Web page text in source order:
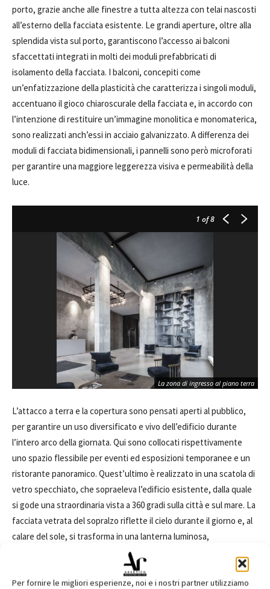
Per fornire le migliori esperienze, noi e i nostri partner utilizziamo
porto, grazie anche alle finestre a tutta altezza con telai nascosti
all’esterno della facciata esistente. Le grandi aperture, oltre alla
splendida vista sul porto, garantiscono l’accesso ai balconi
sfaccettati integrati in molti dei moduli prefabbricati di
isolamento della facciata. I balconi, concepiti come
un’enfatizzazione della plasticità che caratterizza i singoli moduli,
accentuano il gioco chiaroscurale della facciata e, in accordo con
l’intenzione di restituire un’immagine monolitica e monomaterica,
sono realizzati anch’essi in acciaio galvanizzato. A differenza dei
moduli di facciata bidimensionali, i pannelli sono però microforati
per garantire una maggiore leggerezza visiva e permeabilità della
luce.
1 of 8
La zona di ingresso al piano terra
L’attacco a terra e la copertura sono pensati aperti al pubblico,
per garantire un uso diversificato e vivo dell’edificio durante
l’intero arco della giornata. Qui sono collocati rispettivamente
uno spazio flessibile per eventi ed esposizioni temporanee e un
ristorante panoramico. Quest’ultimo è realizzato in una scatola di
vetro specchiato, che sopraeleva l’edificio esistente, dalla quale
si gode una straordinaria vista a 360 gradi sulla città e sul mare. La
facciata vetrata del sopralzo riflette il cielo durante il giorno e, al
calare del sole, si trasforma in una lanterna luminosa,
accentuando la funzione di landmark che già apparteneva